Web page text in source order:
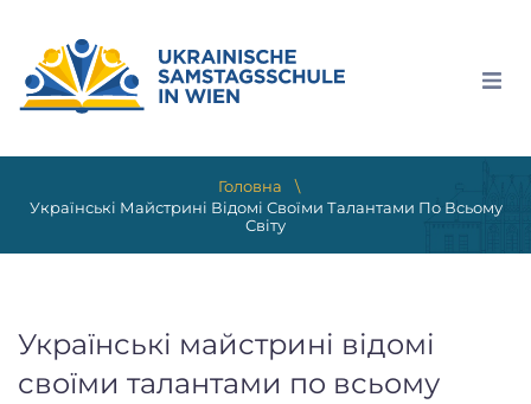
Головна
\
Українські Майстрині Відомі Своїми Талантами По Всьому
Світу
Українські майстрині відомі
своїми талантами по всьому